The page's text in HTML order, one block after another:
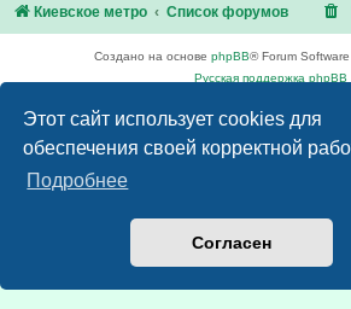
Этот сайт использует cookies для
обеспечения своей корректной
Подробнее
Согласен
Киевское метро Список форумов
Создано на основе phpBB® Forum
Русская поддержка phpBB